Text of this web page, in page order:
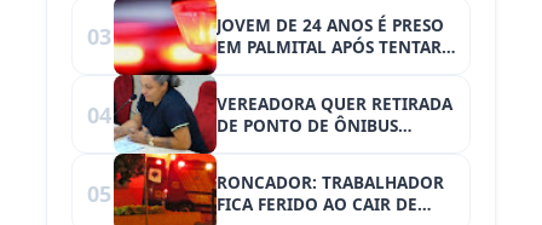
03
JOVEM DE 24 ANOS É PRESO
EM PALMITAL APÓS TENTAR
04
VEREADORA QUER RETIRADA
DE PONTO DE ÔNIBUS
AMOROSO NAQUELE
PONTINHO”
05
RONCADOR: TRABALHADOR
FICA FERIDO AO CAIR DE